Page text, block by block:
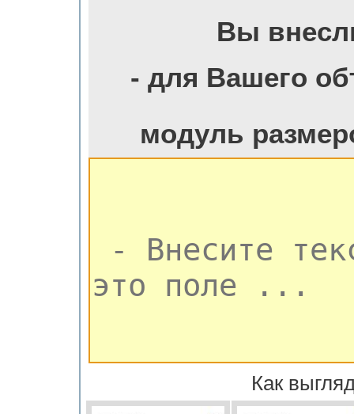
Вы
- для Вашего
модуль
Как